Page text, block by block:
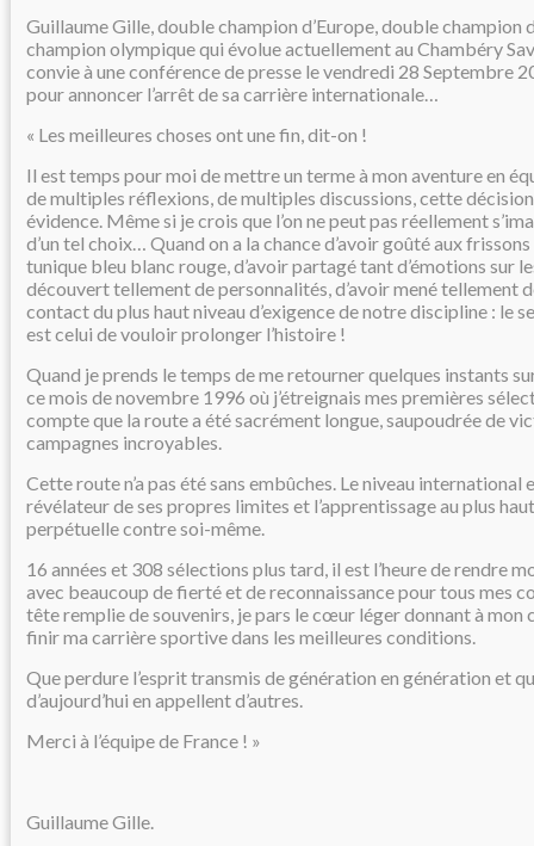
Guillaume Gille, double champion d’Europe, double champion
champion olympique qui évolue actuellement au Chambéry
convie à une conférence de presse le vendredi 28 Septembre
pour annoncer l’arrêt de sa carrière internationale…
« Les meilleures choses ont une fin, dit-on !
Il est temps pour moi de mettre un terme à mon aventure en
de multiples réflexions, de multiples discussions, cette
évidence. Même si je crois que l’on ne peut pas réellement
d’un tel choix… Quand on a la chance d’avoir goûté aux
tunique bleu blanc rouge, d’avoir partagé tant d’émotions sur
découvert tellement de personnalités, d’avoir mené tellement
contact du plus haut niveau d’exigence de notre discipline : le
est celui de vouloir prolonger l’histoire !
Quand je prends le temps de me retourner quelques instants
ce mois de novembre 1996 où j’étreignais mes premières
compte que la route a été sacrément longue, saupoudrée de
campagnes incroyables.
Cette route n’a pas été sans embûches. Le niveau international
révélateur de ses propres limites et l’apprentissage au plus
perpétuelle contre soi-même.
16 années et 308 sélections plus tard, il est l’heure de rendre
avec beaucoup de fierté et de reconnaissance pour tous mes
tête remplie de souvenirs, je pars le cœur léger donnant à mon
finir ma carrière sportive dans les meilleures conditions.
Que perdure l’esprit transmis de génération en génération et
d’aujourd’hui en appellent d’autres.
Merci à l’équipe de France ! »
Guillaume Gille.